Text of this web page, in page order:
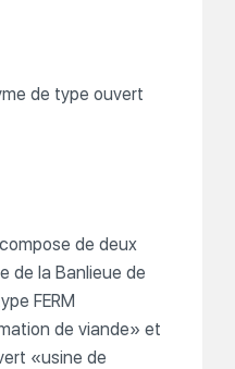
de type ouvert
de deux
de la Banlieue de
FERM
de viande» et
«usine de